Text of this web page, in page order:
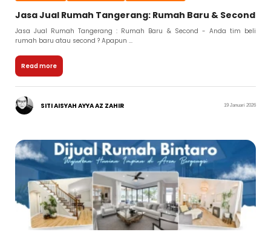
Jasa Jual Rumah Tangerang: Rumah Baru & Second
Jasa Jual Rumah Tangerang : Rumah Baru & Second - Anda tim beli
rumah baru atau second ? Apapun ...
Read more
SITI AISYAH AYYA AZ ZAHIR 19 Januari 2026